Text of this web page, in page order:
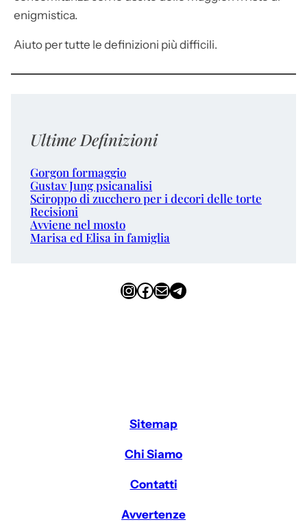
enigmistica.
Aiuto per tutte le definizioni più difficili.
Ultime Definizioni
Gorgon formaggio
Gustav Jung psicanalisi
Sciroppo di zucchero per i decori delle torte
Recisioni
Avviene nel mosto
Marisa ed Elisa in famiglia
InstagramFacebook Email Telegram
Sitemap
Chi Siamo
Contatti
Avvertenze